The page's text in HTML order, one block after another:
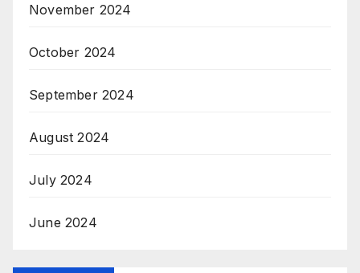
November 2024
October 2024
September 2024
August 2024
July 2024
June 2024